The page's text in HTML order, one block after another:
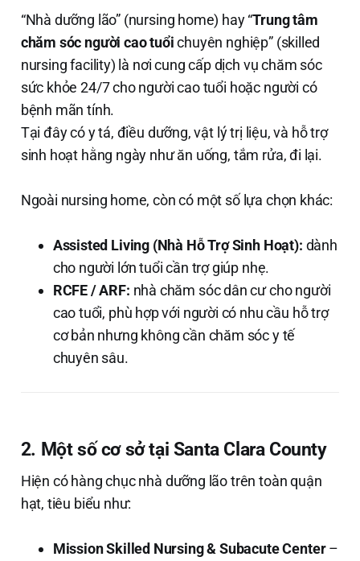
“Nhà dưỡng lão” (nursing home) hay “Trung tâm
chăm sóc người cao tuổichuyên nghiệp” (skilled
nursing facility) là nơi cung cấp dịch vụ chăm sóc
sức khỏe 24/7 cho người cao tuổi hoặc người có
bệnh mãn tính.
Tại đây có y tá, điều dưỡng, vật lý trị liệu, và hỗ trợ
sinh hoạt hằng ngày như ăn uống, tắm rửa, đi lại.
Ngoài nursing home, còn có một số lựa chọn khác:
Assisted Living (Nhà Hỗ Trợ Sinh Hoạt): dành
cho người lớn tuổi cần trợ giúp nhẹ.
RCFE / ARF: nhà chăm sóc dân cư cho người
cao tuổi, phù hợp với người có nhu cầu hỗ trợ
cơ bản nhưng không cần chăm sóc y tế
chuyên sâu.
2. Một số cơ sở tại Santa Clara County
Hiện có hàng chục nhà dưỡng lão trên toàn quận
hạt, tiêu biểu như:
Mission Skilled Nursing & Subacute Center–